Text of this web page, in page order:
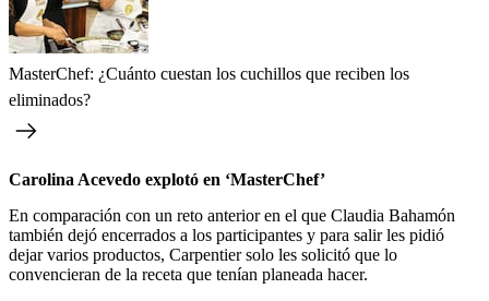
MasterChef: ¿Cuánto cuestan los cuchillos que reciben los
eliminados?
Carolina Acevedo explotó en ‘MasterChef’
En comparación con un reto anterior en el que Claudia Bahamón
también dejó encerrados a los participantes y para salir les pidió
dejar varios productos, Carpentier solo les solicitó que lo
convencieran de la receta que tenían planeada hacer.